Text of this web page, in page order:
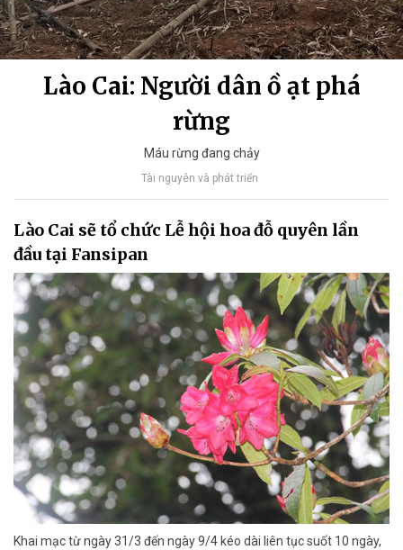
Lào Cai: Người dân ồ ạt phá
rừng
Máu rừng đang chảy
Tài nguyên và phát triển
Lào Cai sẽ tổ chức Lễ hội hoa đỗ quyên lần
đầu tại Fansipan
Khai mạc từ ngày 31/3 đến ngày 9/4 kéo dài liên tục suốt 10 ngày,